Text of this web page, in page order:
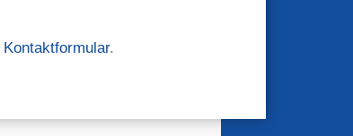
Kontaktformular.